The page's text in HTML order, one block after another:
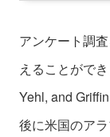
アンケート調
えることがで
Yehl, and
後に米国のア